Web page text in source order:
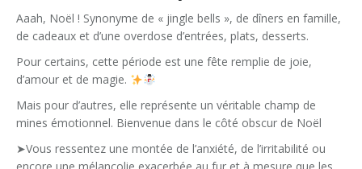
Aaah, Noël ! Synonyme de « jingle bells », de dîners en famille,
de cadeaux et d’une overdose d’entrées, plats, desserts.
Pour certains, cette période est une fête remplie de joie,
d’amour et de magie.
Mais pour d’autres, elle représente un véritable champ de
mines émotionnel. Bienvenue dans le côté obscur de Noël
➤Vous ressentez une montée de l’anxiété, de l’irritabilité ou